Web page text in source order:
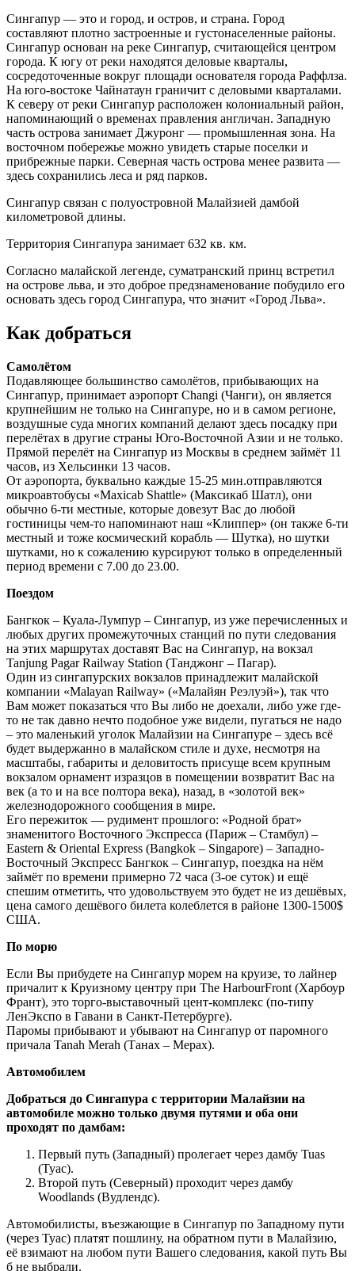
Сингапур — это и город, и остров, и страна. Город
составляют плотно застроенные и густонаселенные районы.
Сингапур основан на реке Сингапур, считающейся центром
города. К югу от реки находятся деловые кварталы,
сосредоточенные вокруг площади основателя города Раффлза.
На юго-востоке Чайнатаун граничит с деловыми кварталами.
К северу от реки Сингапур расположен колониальный район,
напоминающий о временах правления англичан. Западную
часть острова занимает Джуронг — промышленная зона. На
восточном побережье можно увидеть старые поселки и
прибрежные парки. Северная часть острова менее развита —
здесь сохранились леса и ряд парков.
Сингапур связан с полуостровной Малайзией дамбой
километровой длины.
Территория Сингапура занимает 632 кв. км.
Согласно малайской легенде, суматранский принц встретил
на острове льва, и это доброе предзнаменование побудило его
основать здесь город Сингапура, что значит «Город Льва».
Как добраться
Самолётом
Подавляющее большинство самолётов, прибывающих на
Сингапур, принимает аэропорт Changi (Чанги), он является
крупнейшим не только на Сингапуре, но и в самом регионе,
воздушные суда многих компаний делают здесь посадку при
перелётах в другие страны Юго-Восточной Азии и не только.
Прямой перелёт на Сингапур из Москвы в среднем займёт 11
часов, из Хельсинки 13 часов.
От аэропорта, буквально каждые 15-25 мин.отправляются
микроавтобусы «Maxicab Shattle» (Максикаб Шатл), они
обычно 6-ти местные, которые довезут Вас до любой
гостиницы чем-то напоминают наш «Клиппер» (он также 6-ти
местный и тоже космический корабль — Шутка), но шутки
шутками, но к сожалению курсируют только в определенный
период времени с 7.00 до 23.00.
Поездом
Бангкок – Куала-Лумпур – Сингапур, из уже перечисленных и
любых других промежуточных станций по пути следования
на этих маршрутах доставят Вас на Сингапур, на вокзал
Tanjung Pagar Railway Station (Танджонг – Пагар).
Один из сингапурских вокзалов принадлежит малайской
компании «Malayan Railway» («Малайян Реэлуэй»), так что
Вам может показаться что Вы либо не доехали, либо уже где-
то не так давно нечто подобное уже видели, пугаться не надо
– это маленький уголок Малайзии на Сингапуре – здесь всё
будет выдержанно в малайском стиле и духе, несмотря на
масштабы, габариты и деловитость присуще всем крупным
вокзалом орнамент изразцов в помещении возвратит Вас на
век (а то и на все полтора века), назад, в «золотой век»
железнодорожного сообщения в мире.
Его пережиток — рудимент прошлого: «Родной брат»
знаменитого Восточного Экспресса (Париж – Стамбул) –
Eastern & Oriental Express (Bangkok – Singapore) – Западно-
Восточный Экспресс Бангкок – Сингапур, поездка на нём
займёт по времени примерно 72 часа (3-ое суток) и ещё
спешим отметить, что удовольствуем это будет не из дешёвых,
цена самого дешёвого билета колеблется в районе 1300-1500$
США.
По морю
Если Вы прибудете на Сингапур морем на круизе, то лайнер
причалит к Круизному центру при The HarbourFront (Харбоур
Франт), это торго-выставочный цент-комплекс (по-типу
ЛенЭкспо в Гавани в Санкт-Петербурге).
Паромы прибывают и убывают на Сингапур от паромного
причала Tanah Merah (Танах – Мерах).
Автомобилем
Добраться до Сингапура с территории Малайзии на
автомобиле можно только двумя путями и оба они
проходят по дамбам:
Первый путь (Западный) пролегает через дамбу Tuas
(Туас).
Второй путь (Северный) проходит через дамбу
Woodlands (Вудлендс).
Автомобилисты, въезжающие в Сингапур по Западному пути
(через Туас) платят пошлину, на обратном пути в Малайзию,
её взимают на любом пути Вашего следования, какой путь Вы
б не выбрали.